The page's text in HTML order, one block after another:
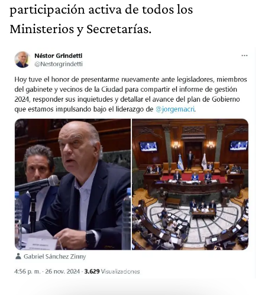
participación activa de todos los
Ministerios y Secretarías.